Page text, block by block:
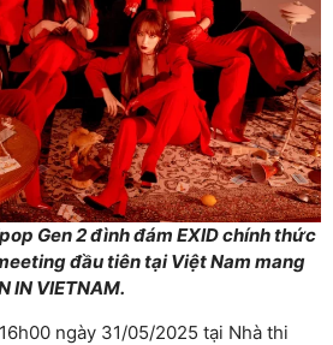
Gen 2 đình đám EXID chính thức
đầu tiên tại Việt Nam mang
IN VIETNAM.
ngày 31/05/2025 tại Nhà thi